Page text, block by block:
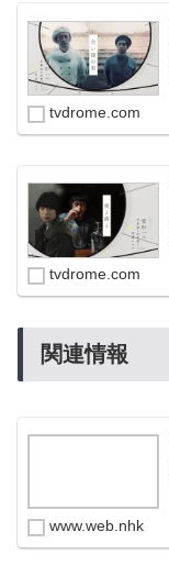
tvdrome.com
tvdrome.com
関連情報
www.web.nhk